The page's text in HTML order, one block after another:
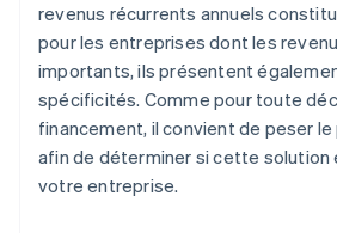
revenus récurrents annuels
pour les entreprises dont les
importants, ils présentent
spécificités. Comme pour toute
financement, il convient de peser
afin de déterminer si cette solution
votre entreprise.